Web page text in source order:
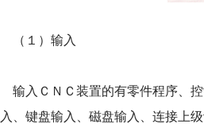
１）输入
ＣＮＣ装置的有零件程序、控
、键盘输入、磁盘输入、连接上